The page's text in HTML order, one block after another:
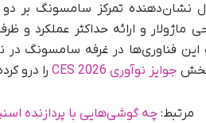
نشان‌دهنده تمرکز سامسونگ بر
ماژولار و ارائه حداکثر عملکرد و
جوایز نوآوری CES 2026 را درو
مرتبط: چه گوشی‌هایی با پردازنده اسنپدراگون ۸ الیت